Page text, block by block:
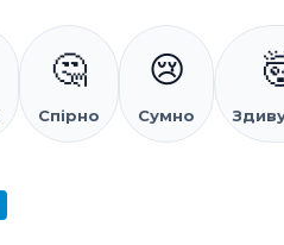
🤔
Спірно
😢
Сумно